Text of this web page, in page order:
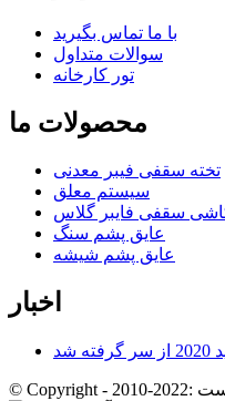
با ما تماس بگیرید
سوالات متداول
تور کارخانه
محصولات ما
تخته سقفی فیبر معدنی
سیستم معلق
سقفی فایبر گلاس
عایق پشم سنگ
عایق پشم شیشه
اخبار
شد